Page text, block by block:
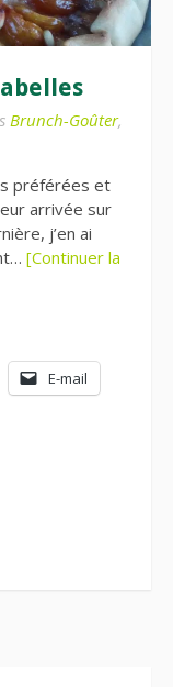
Brunch-Goûter,
préférées et
arrivée sur
j’en ai
[Continuer la
E-mail